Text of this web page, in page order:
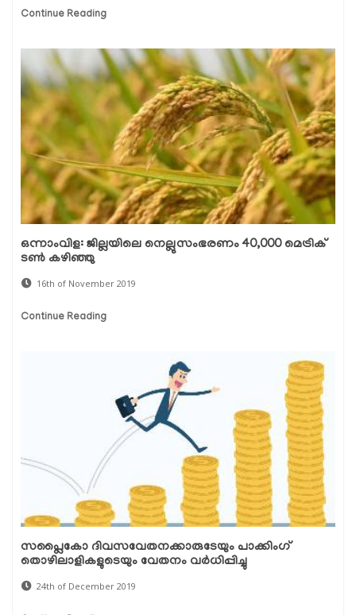
Continue Reading
ഒന്നാംവിള: ജില്ലയിലെ നെല്ലുസംഭരണം 40,000 മെട്രിക്
ടണ്‍ കഴിഞ്ഞു
16th of November 2019
Continue Reading
സപ്ലൈകോ ദിവസവേതനക്കാരുടേയും പാക്കിംഗ്
തൊഴിലാളികളുടെയും വേതനം വര്‍ധിപ്പിച്ചു
24th of December 2019